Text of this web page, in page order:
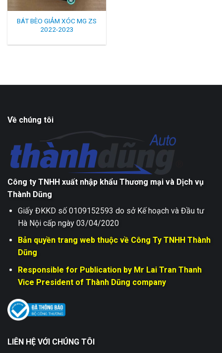
BÁT BÈO GIẢM XÓC MG ZS
2022-2023
Về chúng tôi
Công ty TNHH xuất nhập khẩu Thương mại và Dịch vụ
Thành Dũng
Giấy ĐKKD số 0109152593 do sở Kế hoạch và Đầu tư
Hà Nội cấp ngày 03/04/2020
Bản quyền trang web thuộc về Công Ty TNHH Thành
Dũng
Responsible for Publication by Mr Lai Tran Thanh
Vice President of Thành Dũng company
LIÊN HỆ VỚI CHÚNG TÔI